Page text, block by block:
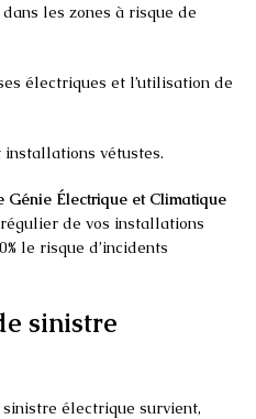
les zones à risque de
électriques et l’utilisation de
vétustes.
Génie Électrique et Climatique
de vos installations
le risque d’incidents
sinistre
électrique survient,